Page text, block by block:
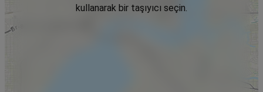
kullanarak bir taşıyıcı seçin.